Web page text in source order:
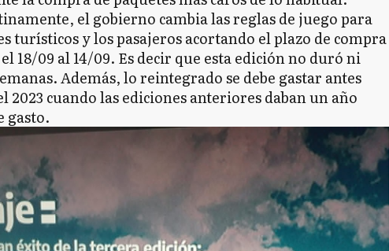
el gobierno cambia las reglas de juego para
turísticos y los pasajeros acortando el plazo de compra
18/09 al 14/09. Es decir que esta edición no duró ni
Además, lo reintegrado se debe gastar antes
2023 cuando las ediciones anteriores daban un año
gasto.